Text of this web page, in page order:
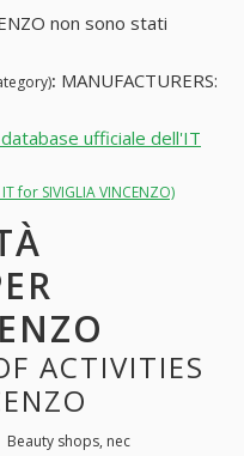
non sono stati
: MANUFACTURERS:
ufficiale dell'IT
SIVIGLIA VINCENZO)
ACTIVITIES
Beauty shops, nec